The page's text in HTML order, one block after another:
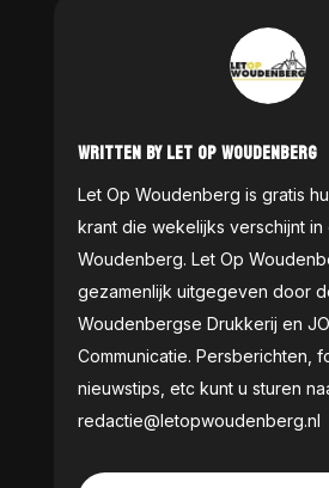
WRITTEN BY LET OP WOUDENBERG
Let Op Woudenberg is gratis
krant die wekelijks verschijnt
Woudenberg. Let Op
gezamenlijk uitgegeven door
Woudenbergse Drukkerij en
Communicatie. Persberichten,
nieuwstips, etc kunt u sturen
redactie@letopwoudenberg.nl